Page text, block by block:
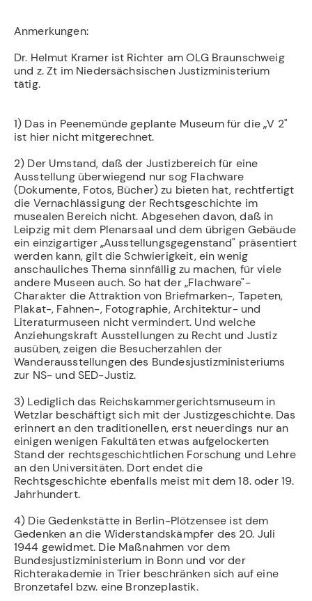
Anmerkungen:
Dr. Helmut Kramer ist Richter am OLG Braunschweig
und z. Zt im Niedersächsischen Justizministerium
tätig.
1) Das in Peenemünde geplante Museum für die „V 2"
ist hier nicht mitgerechnet.
2) Der Umstand, daß der Justizbereich für eine
Ausstellung überwiegend nur sog Flachware
(Dokumente, Fotos, Bücher) zu bieten hat, rechtfertigt
die Vernachlässigung der Rechtsgeschichte im
musealen Bereich nicht. Abgesehen davon, daß in
Leipzig mit dem Plenarsaal und dem übrigen Gebäude
ein einzigartiger „Ausstellungsgegenstand" präsentiert
werden kann, gilt die Schwierigkeit, ein wenig
anschauliches Thema sinnfällig zu machen, für viele
andere Museen auch. So hat der „Flachware"-
Charakter die Attraktion von Briefmarken-, Tapeten,
Plakat-, Fahnen-, Fotographie, Architektur- und
Literaturmuseen nicht vermindert. Und welche
Anziehungskraft Ausstellungen zu Recht und Justiz
ausüben, zeigen die Besucherzahlen der
Wanderausstellungen des Bundesjustizministeriums
zur NS- und SED-Justiz.
3) Lediglich das Reichskammergerichtsmuseum in
Wetzlar beschäftigt sich mit der Justizgeschichte. Das
erinnert an den traditionellen, erst neuerdings nur an
einigen wenigen Fakultäten etwas aufgelockerten
Stand der rechtsgeschichtlichen Forschung und Lehre
an den Universitäten. Dort endet die
Rechtsgeschichte ebenfalls meist mit dem 18. oder 19.
Jahrhundert.
4) Die Gedenkstätte in Berlin-Plötzensee ist dem
Gedenken an die Widerstandskämpfer des 20. Juli
1944 gewidmet. Die Maßnahmen vor dem
Bundesjustizministerium in Bonn und vor der
Richterakademie in Trier beschränken sich auf eine
Bronzetafel bzw. eine Bronzeplastik.